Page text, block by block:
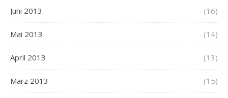
Juni 2013 (16)
Mai 2013 (14)
April 2013 (13)
März 2013 (15)